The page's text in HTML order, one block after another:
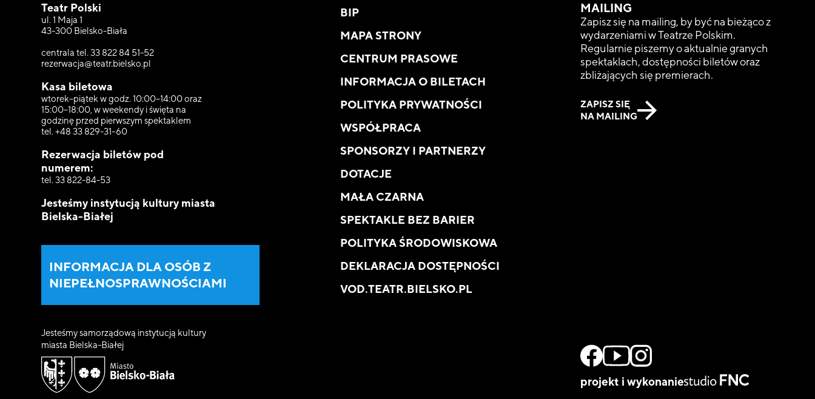
Teatr Polski
ul. 1 Maja 1
43-300 Bielsko-Biała
centrala tel. 33 822 84 51-52
rezerwacja@teatr.bielsko.pl
Kasa biletowa
wtorek–piątek w godz. 10:00–14:00 oraz
15:00–18:00, w weekendy i święta na
godzinę przed pierwszym spektaklem
tel. +48 33 829-31-60
Rezerwacja biletów pod
numerem:
tel. 33 822-84-53
Jesteśmy instytucją kultury miasta
Bielska-Białej
INFORMACJA DLA OSÓB Z
NIEPEŁNOSPRAWNOŚCIAMI
Jesteśmy samorządową instytucją kultury
miasta Bielska-Białej
BIP
MAPA STRONY
CENTRUM PRASOWE
INFORMACJA O BILETACH
POLITYKA PRYWATNOŚCI
WSPÓŁPRACA
SPONSORZY I PARTNERZY
DOTACJE
MAŁA CZARNA
SPEKTAKLE BEZ BARIER
POLITYKA ŚRODOWISKOWA
DEKLARACJA DOSTĘPNOŚCI
VOD.TEATR.BIELSKO.PL
MAILING
Zapisz się na mailing, by być na bieżąco z
wydarzeniami w Teatrze Polskim.
Regularnie piszemy o aktualnie granych
spektaklach, dostępności biletów oraz
zbliżających się premierach.
ZAPISZ SIĘ
NA MAILING
projekt i wykonanie